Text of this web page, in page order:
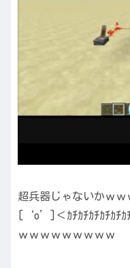
超兵器じゃないかｗｗ
[‘o’]＜ｶﾁｶﾁｶﾁｶﾁｶﾁｶ
ｗｗｗｗｗｗｗｗｗ